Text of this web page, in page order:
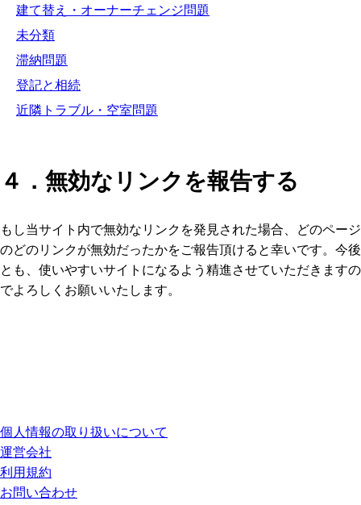
建て替え・オーナーチェンジ問題
未分類
滞納問題
登記と相続
近隣トラブル・空室問題
４．無効なリンクを報告する
もし当サイト内で無効なリンクを発見された場合、どのページ
のどのリンクが無効だったかをご報告頂けると幸いです。今後
とも、使いやすいサイトになるよう精進させていただきますの
でよろしくお願いいたします。
個人情報の取り扱いについて
運営会社
利用規約
お問い合わせ